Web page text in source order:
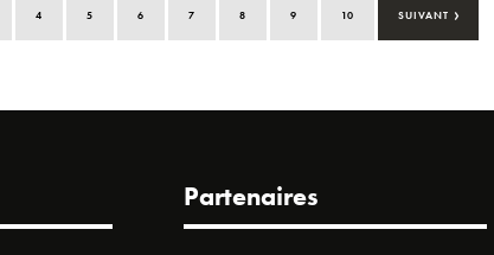
4 5 6 7 8 9 10 SUIVANT ›
Partenaires